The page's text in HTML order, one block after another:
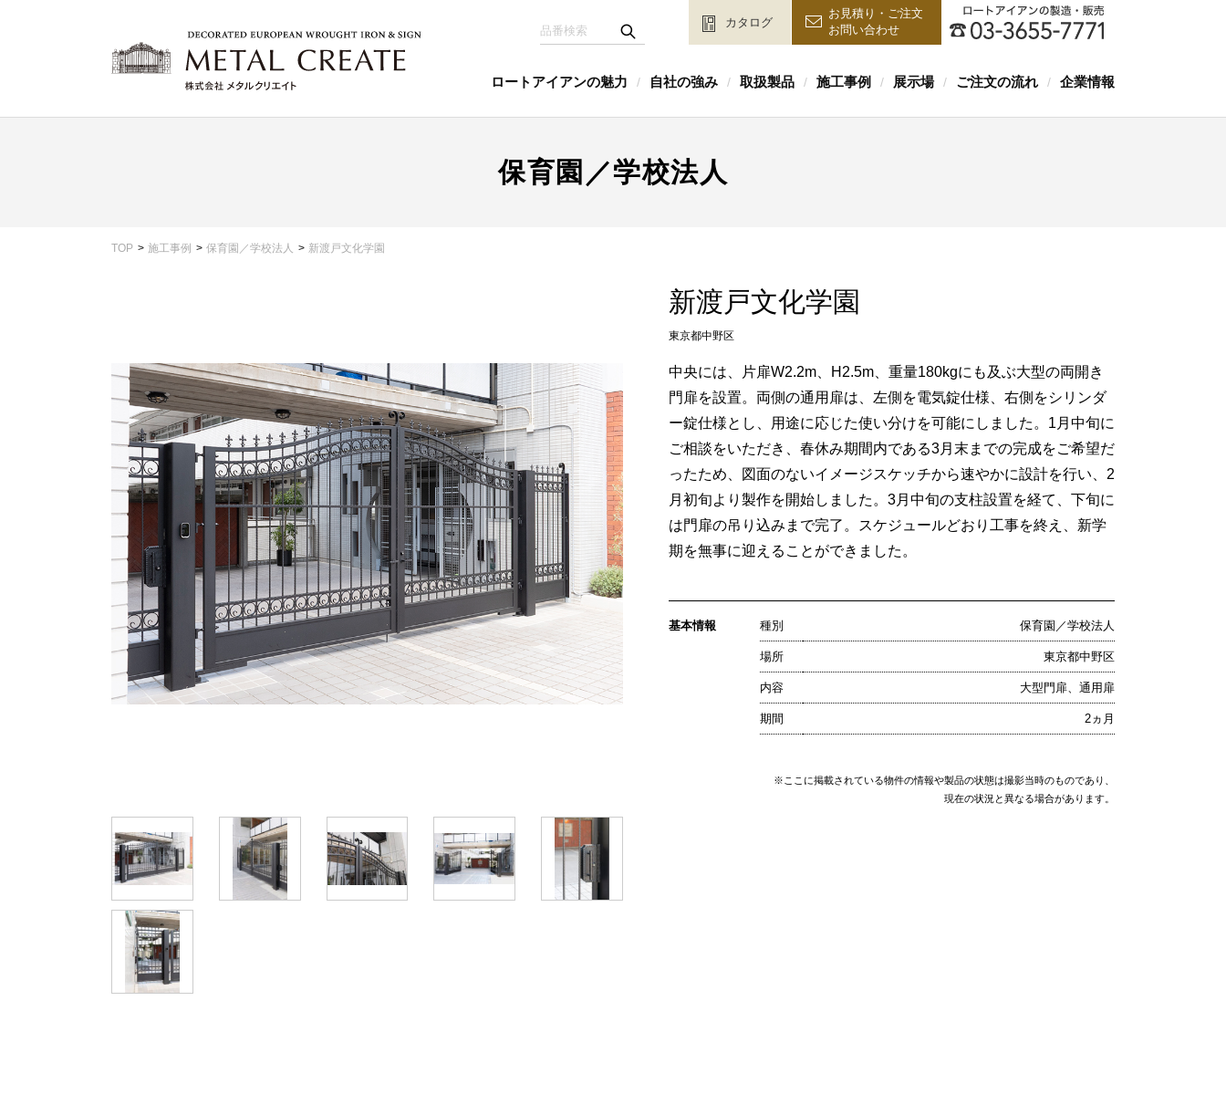
カタログ
お見積り・ご注文
お問い合わせ
ロートアイアンの魅力 / 自社の強み / 取扱製品 / 施工事例 / 展示場 / ご注文の流れ / 企業情報
保育園／学校法人
TOP 施工事例 保育園／学校法人 新渡戸文化学園
新渡戸文化学園
東京都中野区
中央には、片扉W2.2m、H2.5m、重量180kgにも及ぶ大型の両開き
門扉を設置。両側の通用扉は、左側を電気錠仕様、右側をシリンダ
ー錠仕様とし、用途に応じた使い分けを可能にしました。1月中旬に
ご相談をいただき、春休み期間内である3月末までの完成をご希望だ
ったため、図面のないイメージスケッチから速やかに設計を行い、2
月初旬より製作を開始しました。3月中旬の支柱設置を経て、下旬に
は門扉の吊り込みまで完了。スケジュールどおり工事を終え、新学
期を無事に迎えることができました。
基本情報 種別 保育園／学校法人
場所 東京都中野区
内容 大型門扉、通用扉
期間 2ヵ月
※ここに掲載されている物件の情報や製品の状態は撮影当時のものであり、
現在の状況と異なる場合があります。